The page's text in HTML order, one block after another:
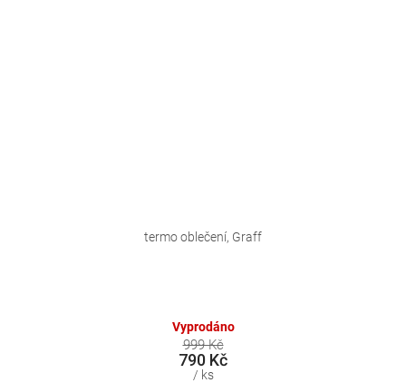
Vyprodáno
999 Kč
790 Kč
/ ks
termo oblečení, Graff